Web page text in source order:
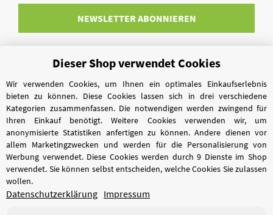
NEWSLETTERABONNIEREN
Vertrag widerrufen
Dieser Shop verwendet Cookies
Wir verwenden Cookies, um Ihnen ein optimales Einkaufserlebnis
bieten zu können. Diese Cookies lassen sich in drei verschiedene
Kategorien zusammenfassen. Die notwendigen werden zwingend für
Ihren Einkauf benötigt. Weitere Cookies verwenden wir, um
anonymisierte Statistiken anfertigen zu können. Andere dienen vor
allem Marketingzwecken und werden für die Personalisierung von
Werbung verwendet. Diese Cookies werden durch 9 Dienste im Shop
verwendet. Sie können selbst entscheiden, welche Cookies Sie zulassen
wollen.
Datenschutzerklärung Impressum